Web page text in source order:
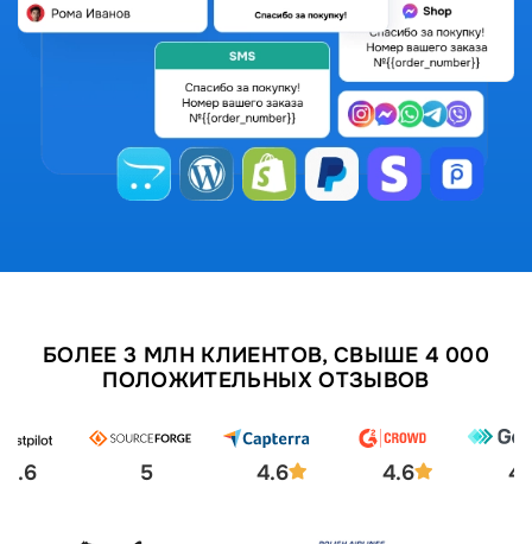
БОЛЕЕ 3 МЛН КЛИЕНТОВ, СВЫШЕ 4 000
ПОЛОЖИТЕЛЬНЫХ ОТЗЫВОВ
4.6 5 4.6 4.6